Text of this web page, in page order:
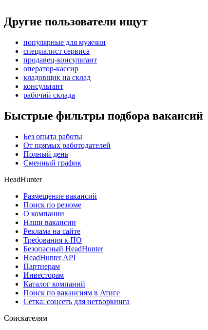
Другие пользователи ищут
популярные для мужчин
специалист сервиса
продавец-консультант
оператор-кассир
кладовщик на склад
консультант
рабочий склада
Быстрые фильтры подбора вакансий
Без опыта работы
От прямых работодателей
Полный день
Сменный график
HeadHunter
Размещение вакансий
Поиск по резюме
О компании
Наши вакансии
Реклама на сайте
Требования к ПО
Безопасный HeadHunter
HeadHunter API
Партнерам
Инвесторам
Каталог компаний
Поиск по вакансиям в Атиге
Сетка: соцсеть для нетворкинга
Соискателям